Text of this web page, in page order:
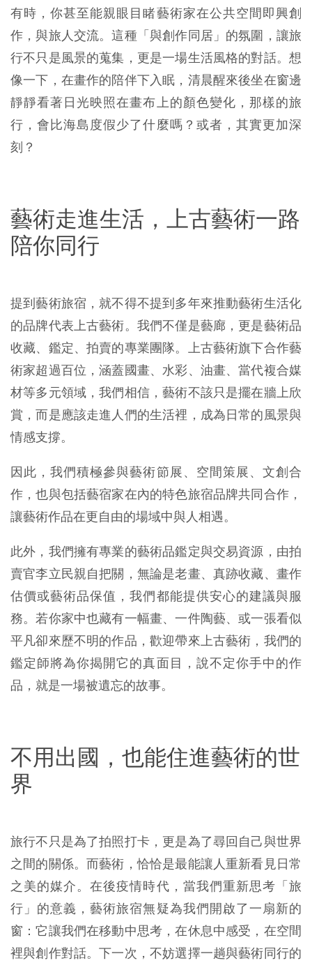
有時，你甚至能親眼目睹藝術家在公共空間即興創
作，與旅人交流。這種「與創作同居」的氛圍，讓旅
行不只是風景的蒐集，更是一場生活風格的對話。想
像一下，在畫作的陪伴下入眠，清晨醒來後坐在窗邊
靜靜看著日光映照在畫布上的顏色變化，那樣的旅
行，會比海島度假少了什麼嗎？或者，其實更加深
刻？
藝術走進生活，上古藝術一路
陪你同行
提到藝術旅宿，就不得不提到多年來推動藝術生活化
的品牌代表上古藝術。我們不僅是藝廊，更是藝術品
收藏、鑑定、拍賣的專業團隊。上古藝術旗下合作藝
術家超過百位，涵蓋國畫、水彩、油畫、當代複合媒
材等多元領域，我們相信，藝術不該只是擺在牆上欣
賞，而是應該走進人們的生活裡，成為日常的風景與
情感支撐。
因此，我們積極參與藝術節展、空間策展、文創合
作，也與包括藝宿家在內的特色旅宿品牌共同合作，
讓藝術作品在更自由的場域中與人相遇。
此外，我們擁有專業的藝術品鑑定與交易資源，由拍
賣官李立民親自把關，無論是老畫、真跡收藏、畫作
估價或藝術品保值，我們都能提供安心的建議與服
務。若你家中也藏有一幅畫、一件陶藝、或一張看似
平凡卻來歷不明的作品，歡迎帶來上古藝術，我們的
鑑定師將為你揭開它的真面目，說不定你手中的作
品，就是一場被遺忘的故事。
不用出國，也能住進藝術的世
界
旅行不只是為了拍照打卡，更是為了尋回自己與世界
之間的關係。而藝術，恰恰是最能讓人重新看見日常
之美的媒介。在後疫情時代，當我們重新思考「旅
行」的意義，藝術旅宿無疑為我們開啟了一扇新的
窗：它讓我們在移動中思考，在休息中感受，在空間
裡與創作對話。下一次，不妨選擇一趟與藝術同行的